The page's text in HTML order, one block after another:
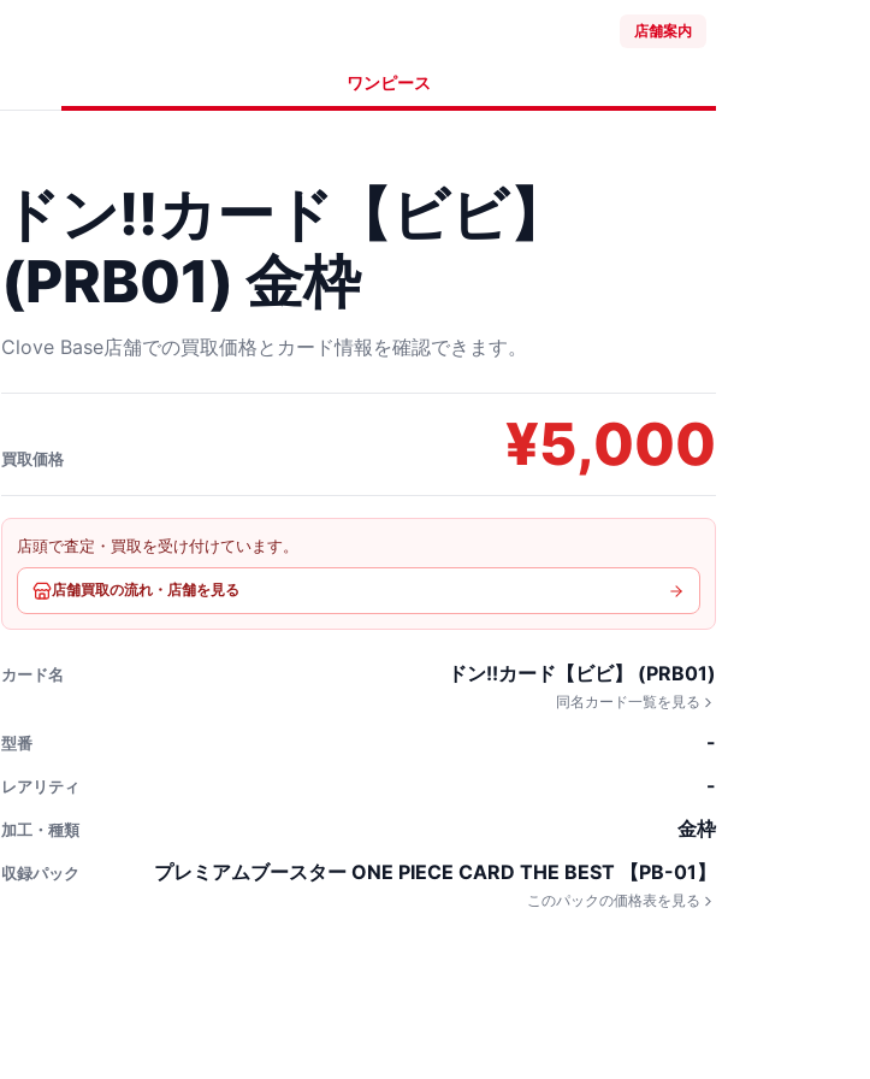
店舗案内
ワンピース
ドン!!カード【ビビ】
(PRB01) 金枠
Clove Base店舗での買取価格とカード情報を確認できます。
買取価格 ¥5,000
店頭で査定・買取を受け付けています。
店舗買取の流れ・店舗を見る
カード名 ドン!!カード【ビビ】 (PRB01)
同名カード一覧を見る
型番 -
レアリティ -
加工・種類 金枠
収録パック プレミアムブースター ONE PIECE CARD THE BEST 【PB-01】
このパックの価格表を見る